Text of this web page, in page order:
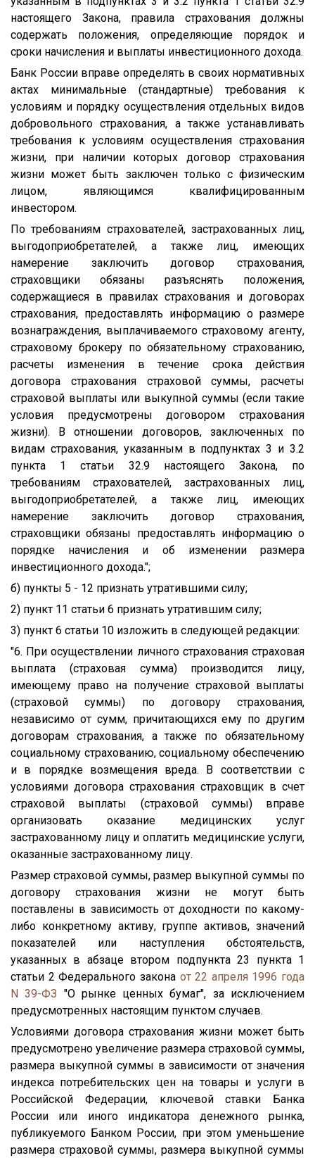
настоящего Закона, правила страхования должны
содержать положения, определяющие порядок и
сроки начисления и выплаты инвестиционного дохода.
Банк России вправе определять в своих нормативных
актах минимальные (стандартные) требования к
условиям и порядку осуществления отдельных видов
добровольного страхования, а также устанавливать
требования к условиям осуществления страхования
жизни, при наличии которых договор страхования
жизни может быть заключен только с физическим
лицом, являющимся квалифицированным
инвестором.
По требованиям страхователей, застрахованных лиц,
выгодоприобретателей, а также лиц, имеющих
намерение заключить договор страхования,
страховщики обязаны разъяснять положения,
содержащиеся в правилах страхования и договорах
страхования, предоставлять информацию о размере
вознаграждения, выплачиваемого страховому агенту,
страховому брокеру по обязательному страхованию,
расчеты изменения в течение срока действия
договора страхования страховой суммы, расчеты
страховой выплаты или выкупной суммы (если такие
условия предусмотрены договором страхования
жизни). В отношении договоров, заключенных по
видам страхования, указанным в подпунктах 3 и 3.2
пункта 1 статьи 32.9 настоящего Закона, по
требованиям страхователей, застрахованных лиц,
выгодоприобретателей, а также лиц, имеющих
намерение заключить договор страхования,
страховщики обязаны предоставлять информацию о
порядке начисления и об изменении размера
инвестиционного дохода.";
б) пункты 5 - 12 признать утратившими силу;
2) пункт 11 статьи 6 признать утратившим силу;
3) пункт 6 статьи 10 изложить в следующей редакции:
"6. При осуществлении личного страхования страховая
выплата (страховая сумма) производится лицу,
имеющему право на получение страховой выплаты
(страховой суммы) по договору страхования,
независимо от сумм, причитающихся ему по другим
договорам страхования, а также по обязательному
социальному страхованию, социальному обеспечению
и в порядке возмещения вреда. В соответствии с
условиями договора страхования страховщик в счет
страховой выплаты (страховой суммы) вправе
организовать оказание медицинских услуг
застрахованному лицу и оплатить медицинские услуги,
оказанные застрахованному лицу.
Размер страховой суммы, размер выкупной суммы по
договору страхования жизни не могут быть
поставлены в зависимость от доходности по какому-
либо конкретному активу, группе активов, значений
показателей или наступления обстоятельств,
указанных в абзаце втором подпункта 23 пункта 1
статьи 2 Федерального закона от 22 апреля 1996 года
N 39-ФЗ "О рынке ценных бумаг", за исключением
предусмотренных настоящим пунктом случаев.
Условиями договора страхования жизни может быть
предусмотрено увеличение размера страховой суммы,
размера выкупной суммы в зависимости от значения
индекса потребительских цен на товары и услуги в
Российской Федерации, ключевой ставки Банка
России или иного индикатора денежного рынка,
публикуемого Банком России, при этом уменьшение
размера страховой суммы, размера выкупной суммы